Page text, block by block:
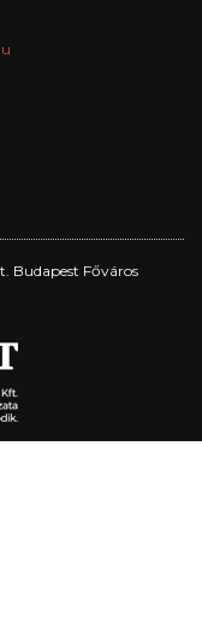
Budapest Főváros